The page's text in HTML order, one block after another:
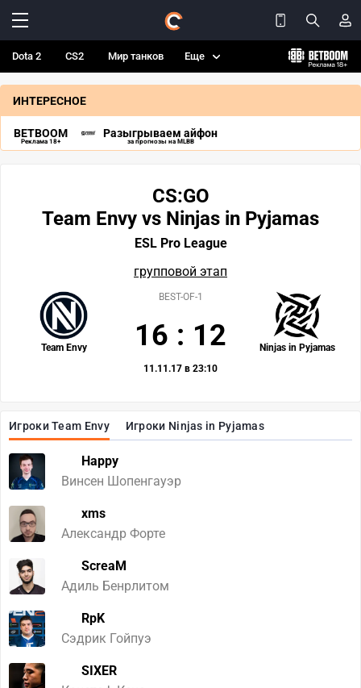
Dota 2 CS2 Мир танков Еще
ИНТЕРЕСНОЕ
BETBOOM
Реклама 18+
Разыгрываем айфон
за прогнозы на MLBB
Игроки Team Envy Игроки Ninjas in Pyjamas
Happy
Винсен Шопенгауэр
xms
Александр Форте
ScreaM
Адиль Бенрлитом
RpK
Cэдрик Гойпуэ
SIXER
CS:GO
Team Envy vs Ninjas in Pyjamas
ESL Pro League
групповой этап
Team Envy Ninjas in Pyjamas
BEST-OF-1
16 : 12
11.11.17 в 23:10